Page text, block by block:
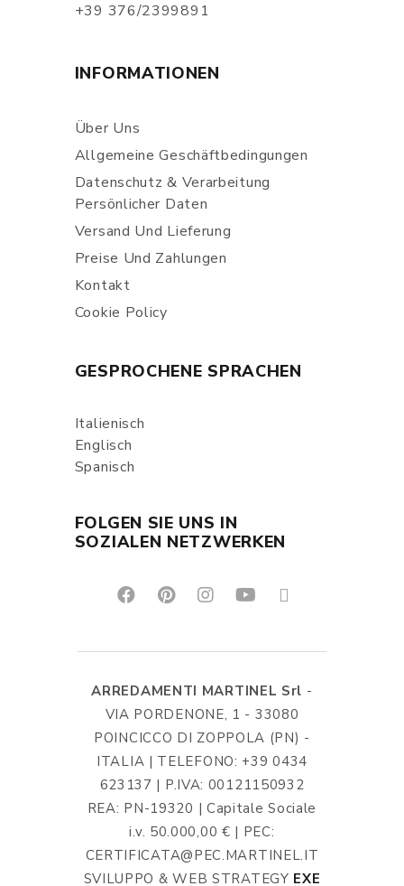
+39 376/2399891
INFORMATIONEN
Über Uns
Allgemeine Geschäftbedingungen
Datenschutz & Verarbeitung
Persönlicher Daten
Versand Und Lieferung
Preise Und Zahlungen
Kontakt
Cookie Policy
GESPROCHENE SPRACHEN
Italienisch
Englisch
Spanisch
FOLGEN SIE UNS IN
SOZIALEN NETZWERKEN
ARREDAMENTI MARTINEL Srl -
VIA PORDENONE, 1 - 33080
POINCICCO DI ZOPPOLA (PN) -
ITALIA | TELEFONO: +39 0434
623137 | P.IVA: 00121150932
REA: PN-19320 | Capitale Sociale
i.v. 50.000,00 € | PEC:
CERTIFICATA@PEC.MARTINEL.IT
SVILUPPO & WEB STRATEGY EXE